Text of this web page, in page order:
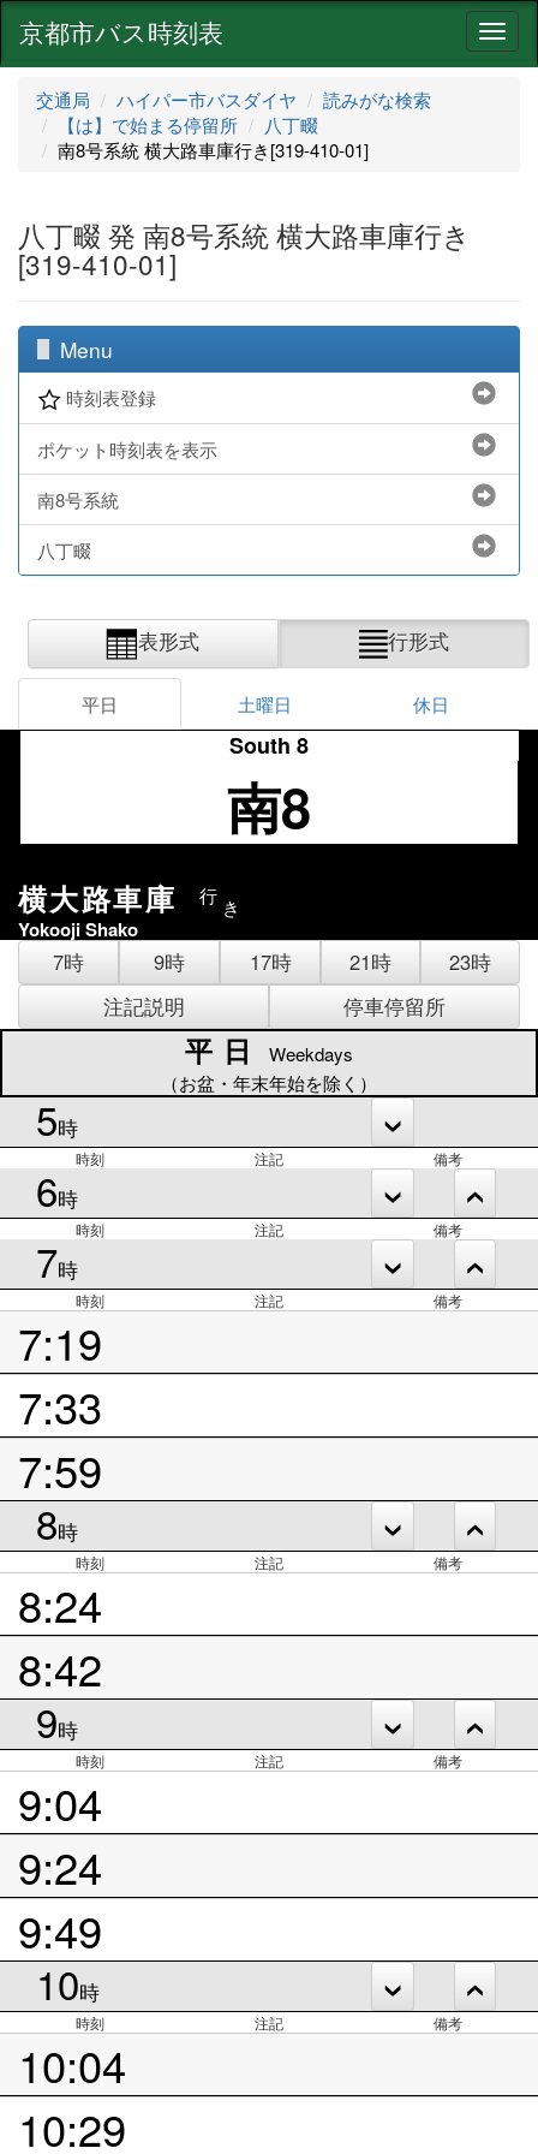
ナ
ビ
京都市バス時刻表
交通局 ハイパー市バスダイヤ
読みがな検索
【は】で始まる停留所
八丁畷
南8号系統 横大路車庫行き[319-410-01]
八丁畷 発 南8号系統 横大路車庫行き
[319-410-01]
Menu
時刻表登録
ポケット時刻表を表示
南8号系統
八丁畷
表形式 行形式
平日 土曜日 休日
South 8
南8
横大路車庫 行 き
Yokooji Shako
7時 9時 17時 21時
23時
注記説明
停車停留所
平日
Weekdays
（お盆・年末年始を除く）
5時
時刻 注記 備考
6時
時刻 注記 備考
7時
時刻 注記 備考
7:19
7:33
7:59
8時
時刻 注記 備考
8:24
8:42
9時
時刻 注記 備考
9:04
9:24
9:49
10時
時刻 注記 備考
10:04
10:29